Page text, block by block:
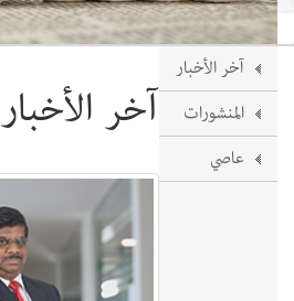
آخر الأخبار
المنشورات
عاصي
آخر الأخبار